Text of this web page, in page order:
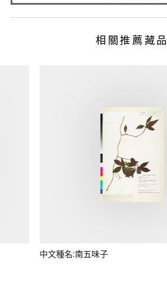
相關推薦藏品
中文種名:南五味子